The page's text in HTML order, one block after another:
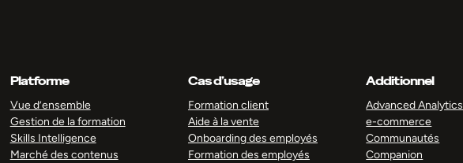
Platforme
Vue d’ensemble
Gestion de la formation
Skills Intelligence
Marché des contenus
Cas d’usage
Formation client
Aide à la vente
Onboarding des employés
Formation des employés
Additionnel
Advanced Analytics
e-commerce
Communautés
Companion